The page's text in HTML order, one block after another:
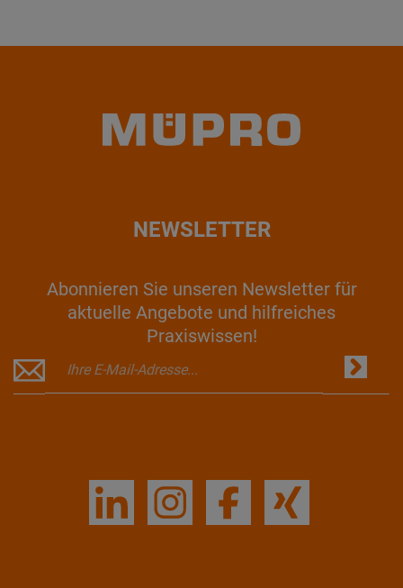
NEWSLETTER
Abonnieren Sie unseren Newsletter für
aktuelle Angebote und hilfreiches
Praxiswissen!